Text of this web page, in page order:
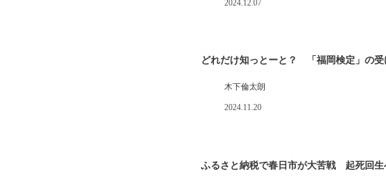
2024.12.07
どれだけ知っとーと？ 「福岡検定」の受
木下倫太朗
2024.11.20
ふるさと納税で春日市が大苦戦 起死回